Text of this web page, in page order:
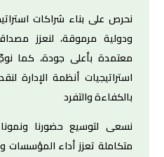
نحرص على بناء شراكات
ودولية مرموقة، لنعزز
معتمدة بأعلى جودة، كما
بالكفاءة والتفرد
نسعى لتوسيع حضورنا
متكاملة تعزز أداء